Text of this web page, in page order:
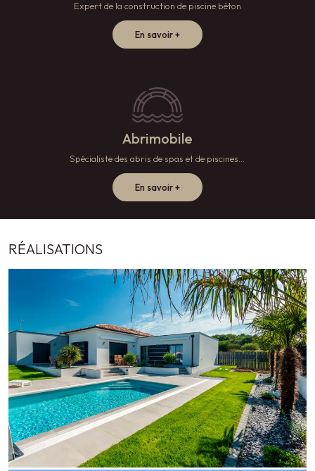
Expert de la construction de piscine béton
En savoir +
Abrimobile
Spécialiste des abris de spas et de piscines...
En savoir +
RÉALISATIONS